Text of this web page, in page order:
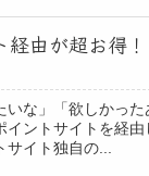
経由が超お得
いな」「欲しかっ
イントサイトを経
イト独自の...